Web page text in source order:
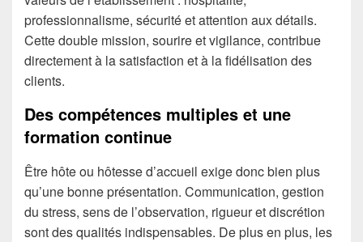
professionnalisme, sécurité et attention aux détails.
Cette double mission, sourire et vigilance, contribue
directement à la satisfaction et à la fidélisation des
clients.
Des compétences multiples et une
formation continue
Être hôte ou hôtesse d’accueil exige donc bien plus
qu’une bonne présentation. Communication, gestion
du stress, sens de l’observation, rigueur et discrétion
sont des qualités indispensables. De plus en plus, les